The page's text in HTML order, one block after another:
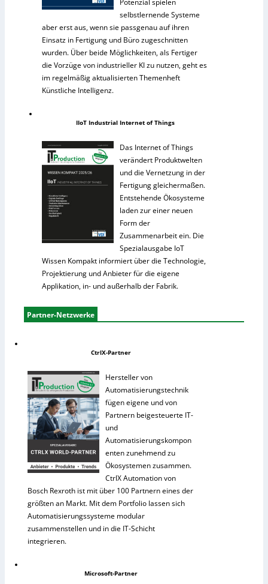
selbstlernende Systeme
aber erst aus, wenn sie passgenau auf ihren
Einsatz in Fertigung und Büro zugeschnitten
wurden. Über beide Möglichkeiten, als Fertiger
die Vorzüge von industrieller KI zu nutzen, geht es
im regelmäßig aktualisierten Themenheft
Künstliche Intelligenz.
IIoT Industrial Internet of Things
Das Internet of Things
verändert Produktwelten
und die Vernetzung in der
Fertigung gleichermaßen.
Entstehende Ökosysteme
laden zur einer neuen
Form der
Zusammenarbeit ein. Die
Spezialausgabe IoT
Wissen Kompakt informiert über die Technologie,
Projektierung und Anbieter für die eigene
Applikation, in- und außerhalb der Fabrik.
Partner-Netzwerke
CtrlX-Partner
Hersteller von
Automatisierungstechnik
fügen eigene und von
Partnern beigesteuerte IT-
und
Automatisierungskompon
enten zunehmend zu
Ökosystemen zusammen.
CtrlX Automation von
Bosch Rexroth ist mit über 100 Partnern eines der
größten an Markt. Mit dem Portfolio lassen sich
Automatisierungssysteme modular
zusammenstellen und in die IT-Schicht
integrieren.
Microsoft-Partner